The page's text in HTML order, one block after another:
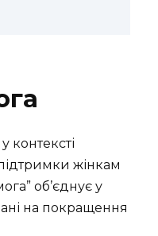
контексті
жінкам
об’єднує у
на покращення